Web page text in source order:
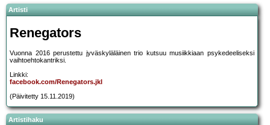
Artisti
Renegators
Vuonna 2016 perustettu jyväskyläläinen trio kutsuu musiikkiaan psykedeeliseksi
vaihtoehtokantriksi.
Linkki:
facebook.com/Renegators.jkl
(Päivitetty 15.11.2019)
Artistihaku